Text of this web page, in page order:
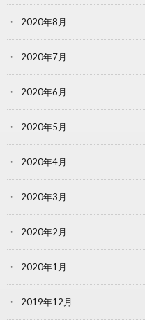
2020年8月
2020年7月
2020年6月
2020年5月
2020年4月
2020年3月
2020年2月
2020年1月
2019年12月